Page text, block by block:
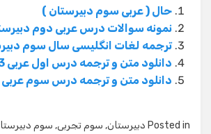
حال ( عربی سوم دبیرستان )
نمونه سوالات درس عربی دوم
ترجمه لغات انگلیسی سال سوم
دانلود متن و ترجمه درس اول عربی 3
دانلود متن و ترجمه درس سوم عربی 3
Posted in دبیرستان, سوم تجربی, سوم